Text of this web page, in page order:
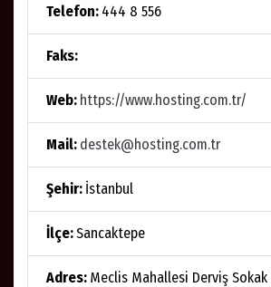
Telefon: 444 8 556
Faks:
Web: https://www.hosting.com.tr/
Mail: destek@hosting.com.tr
Şehir: İstanbul
İlçe:Sancaktepe
Adres: Meclis Mahallesi Derviş Sokak